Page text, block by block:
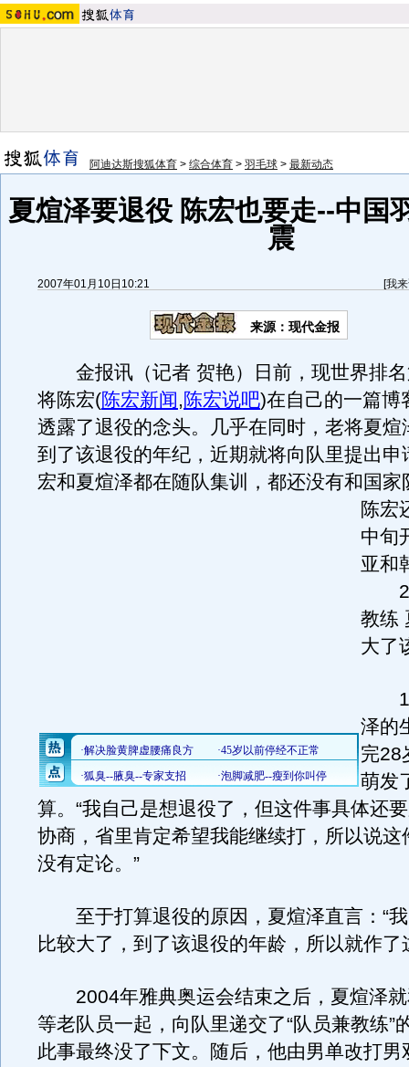
阿迪达斯搜狐体育 > 综合体育 > 羽毛球 > 最新动态
夏煊泽要退役 陈宏也要走--中国
震
2007年01月10日10:21 [我
来源：现代金报
金报讯（记者 贺艳）日前，现世界排名
将陈宏(陈宏新闻,陈宏说吧)在自己的一篇博
透露了退役的念头。几乎在同时，老将夏煊
到了该退役的年纪，近期就将向队里提出申
宏和夏煊泽都在随队集训，都还没有和国家
陈宏
中旬
亚和
2
教练
大了
1
泽的
完28
萌发
算。“我自己是想退役了，但这件事具体还
协商，省里肯定希望我能继续打，所以说这
没有定论。”
至于打算退役的原因，夏煊泽直言：“我
比较大了，到了该退役的年龄，所以就作了
2004年雅典奥运会结束之后，夏煊泽就
等老队员一起，向队里递交了“队员兼教练”
此事最终没了下文。随后，他由男单改打男